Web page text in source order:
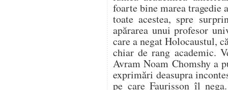
foarte bine marea tragedie
toate acestea, spre
apărarea unui profesor
care a negat Holocaustul,
chiar de rang academic.
Avram Noam Chomshy a
exprimări deasupra
pe care Faurisson îl